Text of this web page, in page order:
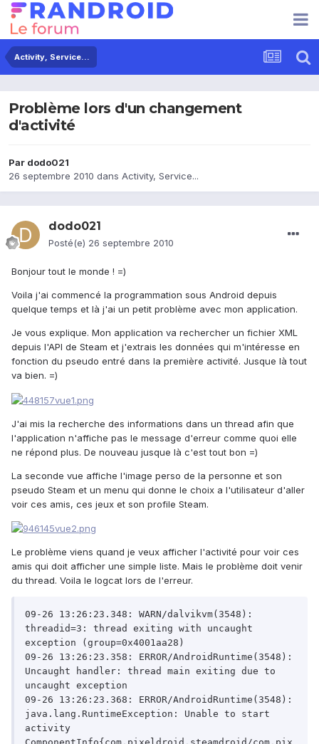
Activity, Service...
Problème lors d'un changement
d'activité
Par dodo021
26 septembre 2010 dans Activity, Service...
dodo021
Posté(e) 26 septembre 2010
Bonjour tout le monde ! =)
Voila j'ai commencé la programmation sous Android depuis
quelque temps et là j'ai un petit problème avec mon application.
Je vous explique. Mon application va rechercher un fichier XML
depuis l'API de Steam et j'extrais les données qui m'intéresse en
fonction du pseudo entré dans la première activité. Jusque là tout
va bien. =)
J'ai mis la recherche des informations dans un thread afin que
l'application n'affiche pas le message d'erreur comme quoi elle
ne répond plus. De nouveau jusque là c'est tout bon =)
La seconde vue affiche l'image perso de la personne et son
pseudo Steam et un menu qui donne le choix a l'utilisateur d'aller
voir ces amis, ces jeux et son profile Steam.
Le problème viens quand je veux afficher l'activité pour voir ces
amis qui doit afficher une simple liste. Mais le problème doit venir
du thread. Voila le logcat lors de l'erreur.
09-26 13:26:23.348: WARN/dalvikvm(3548):
threadid=3: thread exiting with uncaught
exception (group=0x4001aa28)
09-26 13:26:23.358: ERROR/AndroidRuntime(3548):
Uncaught handler: thread main exiting due to
uncaught exception
09-26 13:26:23.368: ERROR/AndroidRuntime(3548):
java.lang.RuntimeException: Unable to start
activity